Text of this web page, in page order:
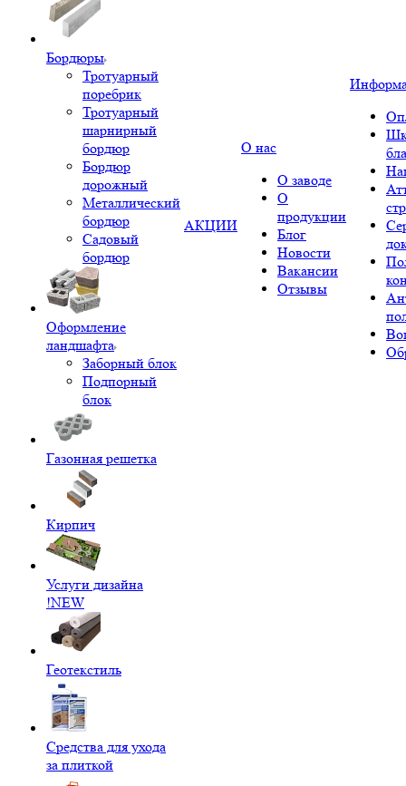
Бордюры
Тротуарный
поребрик
Тротуарный
шарнирный
бордюр
Бордюр
дорожный
Металлический
бордюр
Садовый
бордюр
Оформление
ландшафта
Заборный блок
Подпорный
блок
Газонная решетка
Кирпич
Услуги дизайна
!NEW
Геотекстиль
Средства для ухода
за плиткой
АКЦИИ
О нас
О заводе
О
продукции
Блог
Новости
Вакансии
Отзывы